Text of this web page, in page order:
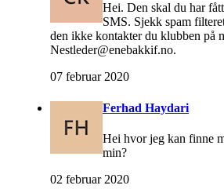
Hei. Den skal du har
SMS. Sjekk spam
den ikke kontakter du klubben på
Nestleder@enebakkif.no.
07 februar 2020
Ferhad Haydari
Hei hvor jeg kan finne
min?
02 februar 2020